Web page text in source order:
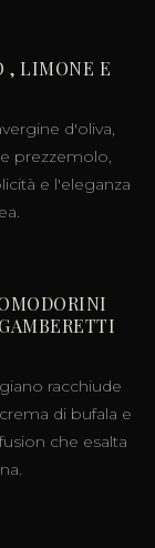
, LIMONE E
d'oliva,
prezzemolo,
e l'eleganza
racchiude
di bufala e
che esalta